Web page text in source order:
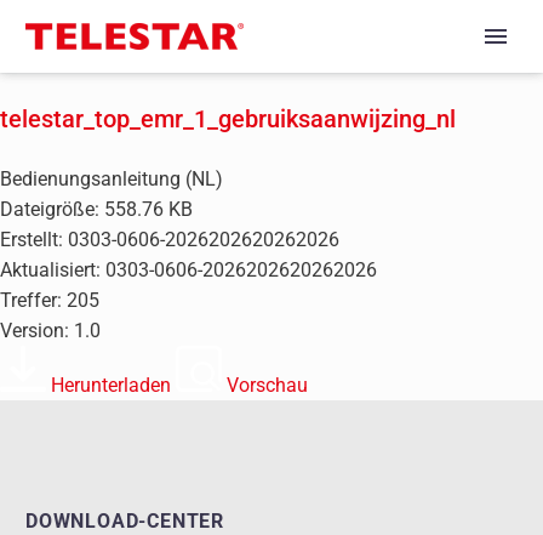
telestar_top_emr_1_gebruiksaanwijzing_nl
Bedienungsanleitung (NL)
Dateigröße: 558.76 KB
Erstellt: 0303-0606-2026202620262026
Aktualisiert: 0303-0606-2026202620262026
Treffer: 205
Version: 1.0
Herunterladen Vorschau
DOWNLOAD-CENTER